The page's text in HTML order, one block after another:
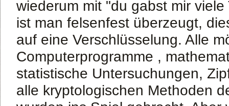
wiederum mit "du gabst mir
ist man felsenfest überzeugt,
auf eine Verschlüsselung. Alle
Computerprogramme ,
statistische Untersuchungen,
alle kryptologischen Methoden